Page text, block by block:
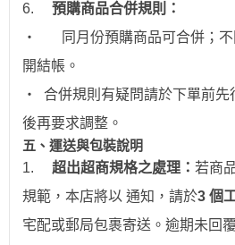
6.
預購商品合併規則：
‧
同月份預購商品可合併；
開結帳。
‧ 合併規則有疑問請於下單前先
後再要求調整。
五、運送與包裝說明
1.
超出超商規格之處理： 若商
規範，本店將以 通知，請於3 個
宅配或郵局包裹寄送。逾期未回